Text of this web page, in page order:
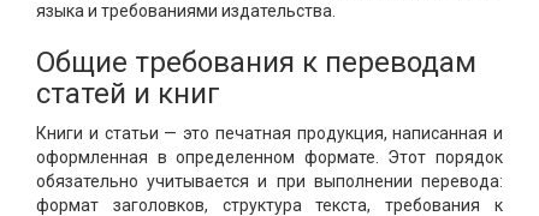
языка и требованиями издательства.
Общие требования к переводам
статей и книг
Книги и статьи — это печатная продукция, написанная и
оформленная в определенном формате. Этот порядок
обязательно учитывается и при выполнении перевода:
формат заголовков, структура текста, требования к